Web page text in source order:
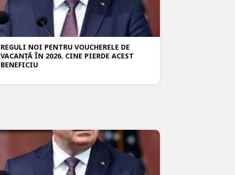
REGULI NOI PENTRU VOUCHERELE DE
VACANȚĂ ÎN 2026. CINE PIERDE ACEST
BENEFICIU